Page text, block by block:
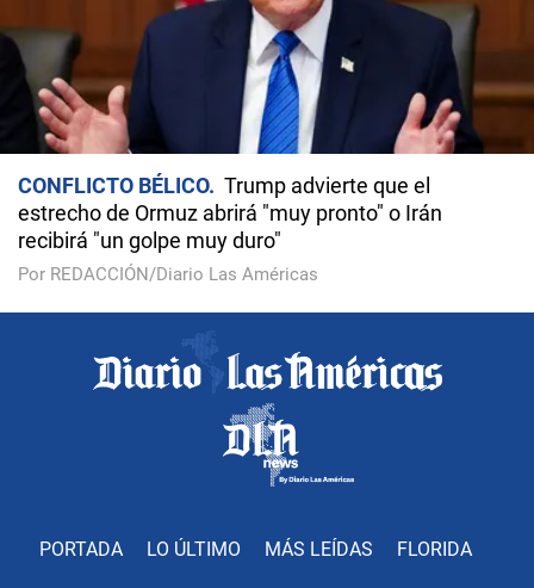
CONFLICTO BÉLICO
Trump advierte que el
estrecho de Ormuz abrirá "muy pronto" o Irán
recibirá "un golpe muy duro"
Por REDACCIÓN/Diario Las Américas
PORTADA LO ÚLTIMO MÁS LEÍDAS FLORIDA